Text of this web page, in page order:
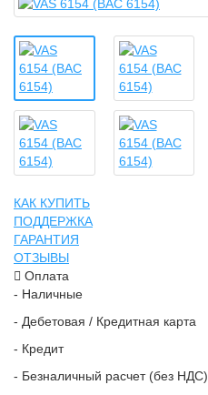
КАК КУПИТЬ
ПОДДЕРЖКА
ГАРАНТИЯ
ОТЗЫВЫ
Оплата
- Наличные
- Дебетовая / Кредитная карта
- Кредит
- Безналичный расчет (без НДС)